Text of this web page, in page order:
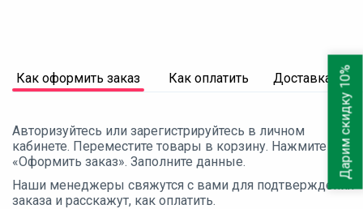
Как оформить заказ Как оплатить Доставка
Авторизуйтесь или зарегистрируйтесь в личном
кабинете. Переместите товары в корзину. Нажмите
«Оформить заказ». Заполните данные.
Наши менеджеры свяжутся с вами для подтверждения
заказа и расскажут, как оплатить.
Дарим скидку 10%